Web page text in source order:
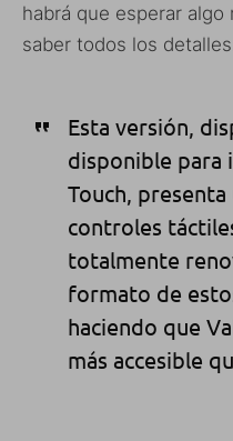
habrá que esperar
saber todos los
Esta versión,
disponible para
Touch,
controles
totalmente
formato de
haciendo que
más accesible